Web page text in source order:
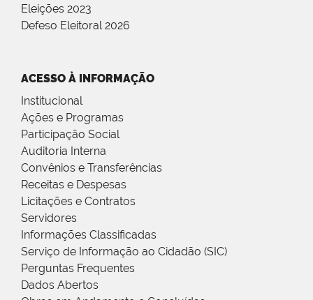
Eleições 2023
Defeso Eleitoral 2026
ACESSO À INFORMAÇÃO
Institucional
Ações e Programas
Participação Social
Auditoria Interna
Convênios e Transferências
Receitas e Despesas
Licitações e Contratos
Servidores
Informações Classificadas
Serviço de Informação ao Cidadão (SIC)
Perguntas Frequentes
Dados Abertos